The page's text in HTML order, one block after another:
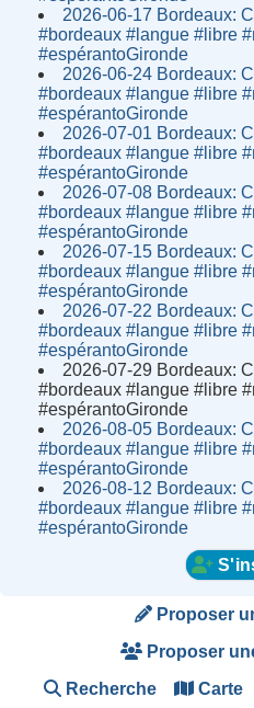
2026-06-17 Bordeaux:
#bordeaux #langue #libre
#espérantoGironde
2026-06-24 Bordeaux:
#bordeaux #langue #libre
#espérantoGironde
2026-07-01 Bordeaux:
#bordeaux #langue #libre
#espérantoGironde
2026-07-08 Bordeaux:
#bordeaux #langue #libre
#espérantoGironde
2026-07-15 Bordeaux:
#bordeaux #langue #libre
#espérantoGironde
2026-07-22 Bordeaux:
#bordeaux #langue #libre
#espérantoGironde
2026-07-29 Bordeaux:
#bordeaux #langue #libre
#espérantoGironde
2026-08-05 Bordeaux:
#bordeaux #langue #libre
#espérantoGironde
2026-08-12 Bordeaux:
#bordeaux #langue #libre
#espérantoGironde
Proposer
Proposer
Recherche Carte